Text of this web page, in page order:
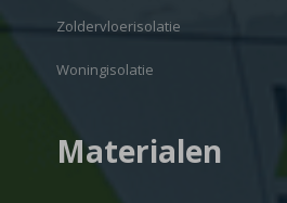
Zoldervloerisolatie
Woningisolatie
Materialen